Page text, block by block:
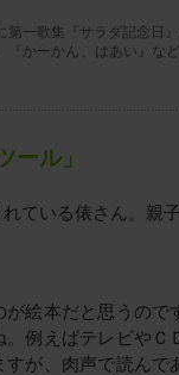
一歌集『サラダ記念日
かーかん、はあい』な
ール」
ている俵さん。親
絵本だと思うので
例えばテレビやＣ
が、肉声で読んで